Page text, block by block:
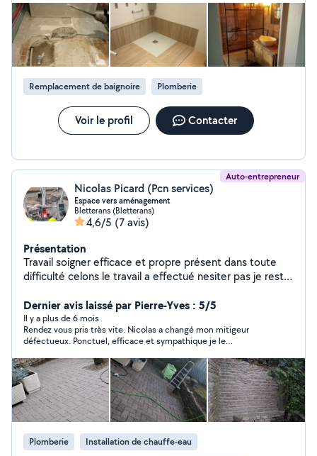
merci David
Remplacement de baignoire Plomberie
Voir le profil Contacter
Auto-entrepreneur
Nicolas Picard (Pcn services)
Espace vers aménagement
Bletterans (Bletterans)
4,6/5 (7 avis)
Présentation
Travail soigner efficace et propre présent dans toute
difficulté celons le travail a effectué nesiter pas je reste
Dernier avis laissé par Pierre-Yves : 5/5
Il y a plus de 6 mois
Rendez vous pris très vite. Nicolas a changé mon mitigeur
défectueux. Ponctuel, efficace et sympathique je le
Plomberie Installation de chauffe-eau